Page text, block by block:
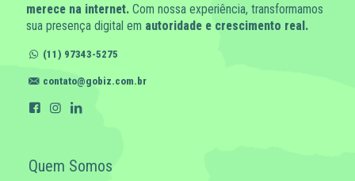
merece na internet. Com nossa experiência, transformamos
sua presença digital em autoridade e crescimento real.
(11) 97343-5275
contato@gobiz.com.br
Quem Somos